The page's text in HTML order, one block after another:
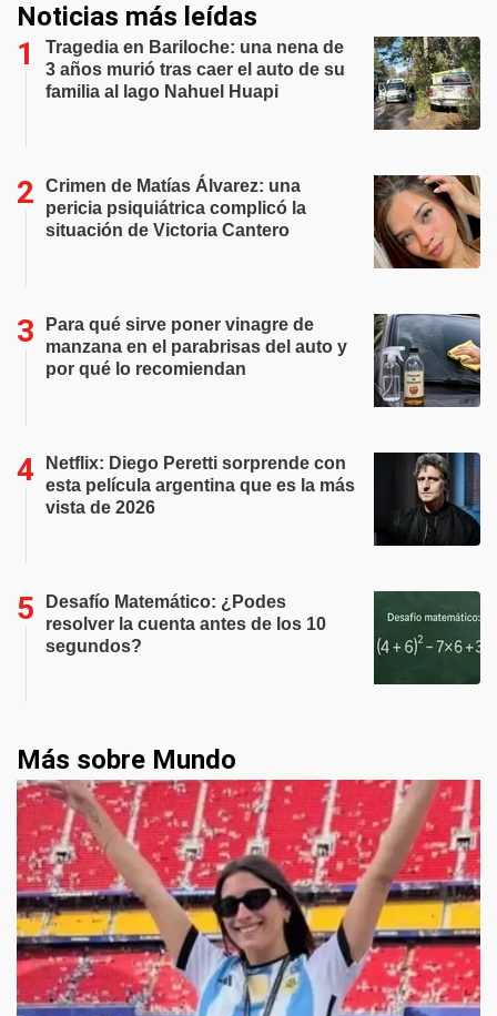
Noticias más leídas
Tragedia en Bariloche: una nena de
3 años murió tras caer el auto de su
familia al lago Nahuel Huapi
Crimen de Matías Álvarez: una
pericia psiquiátrica complicó la
situación de Victoria Cantero
Para qué sirve poner vinagre de
manzana en el parabrisas del auto y
por qué lo recomiendan
Netflix: Diego Peretti sorprende con
esta película argentina que es la más
vista de 2026
Desafío Matemático: ¿Podes
resolver la cuenta antes de los 10
segundos?
Más sobre Mundo